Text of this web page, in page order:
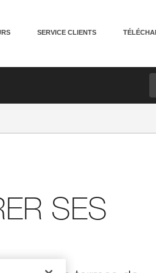
SERVICE CLIENTS
SES